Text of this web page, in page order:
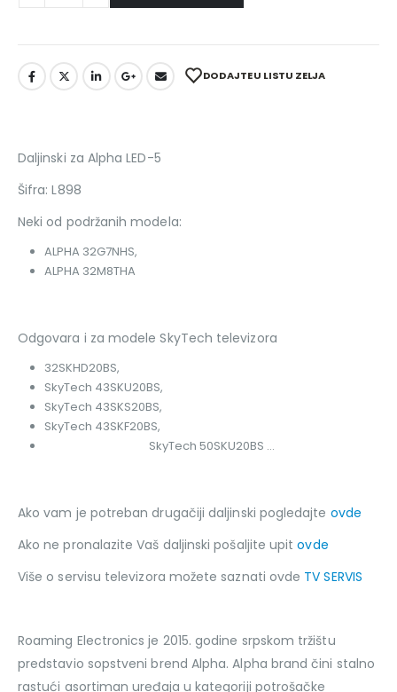
DODAJTE U LISTU ZELJA
Daljinski za Alpha LED-5
Šifra: L898
Neki od podržanih modela:
ALPHA 32G7NHS,
ALPHA 32M8THA
Odgovara i za modele SkyTech televizora
32SKHD20BS,
SkyTech 43SKU20BS,
SkyTech 43SKS20BS,
SkyTech 43SKF20BS,
SkyTech 50SKU20BS …
Ako vam je potreban drugačiji daljinski pogledajte ovde
Ako ne pronalazite Vaš daljinski pošaljite upitovde
Više o servisu televizora možete saznati ovde TV SERVIS
Roaming Electronics je 2015. godine srpskom tržištu
predstavio sopstveni brend Alpha. Alpha brand čini stalno
rastući asortiman uređaja u kategoriji potrošačke